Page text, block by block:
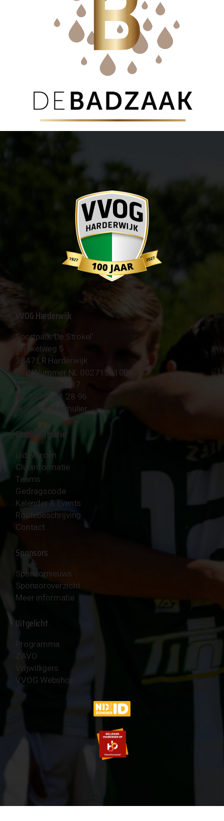
VVOG Harderwijk
Sportpark 'De Strokel'
Strokelweg 5
3847 LR Harderwijk
BTW Nummer NL 002715910B01
KvK Nr 40094437
☎︎ 0341 - 41 28 96
✉︎ Contactformulier
Clubinformatie
Lid worden
Clubinformatie
Teams
Gedragscode
Kalender & Events
Routebeschrijving
Contact
Sponsors
Sponsornieuws
Sponsoroverzicht
Meer informatie
Uitgelicht
Programma
ZAVO
Vrijwilligers
VVOG Webshop